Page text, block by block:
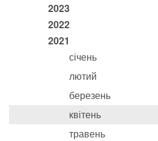
2023
2022
2021
січень
лютий
березень
квітень
травень